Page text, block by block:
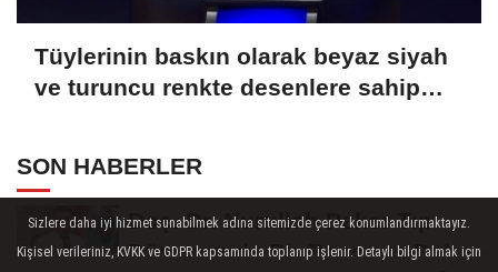
Tüylerinin baskın olarak beyaz siyah
ve turuncu renkte desenlere sahip
adlandırılan kedilerle alakalı hangi
bilgi doğrudur?
SON HABERLER
Doç. Dr. Nurullah Peker Tıp
Dünyasında Bir Başarıya Daha
Sizlere daha iyi hizmet sunabilmek adına sitemizde çerez konumlandırmaktayız.
Kişisel verileriniz, KVKK ve GDPR kapsamında toplanıp işlenir. Detaylı bilgi almak için